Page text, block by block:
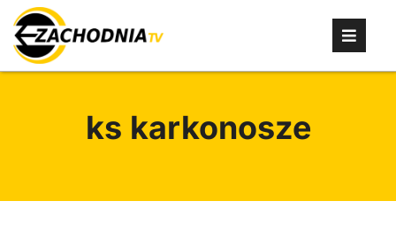
ks karkonosze